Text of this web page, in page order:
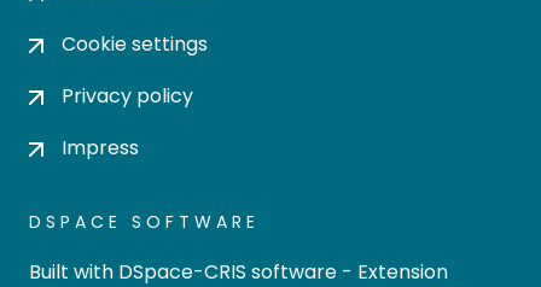
Cookie settings
Privacy policy
Impress
DSPACE SOFTWARE
Built with DSpace-CRIS software - Extension